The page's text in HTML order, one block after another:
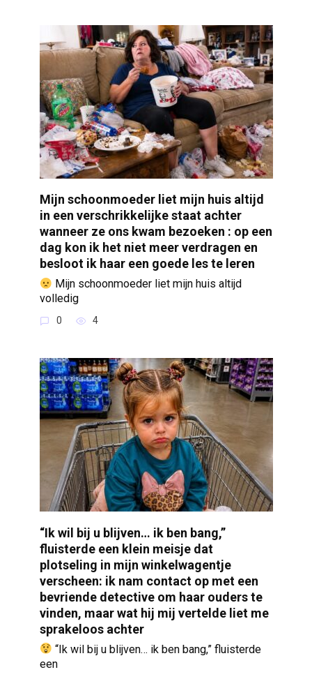
Mijn schoonmoeder liet mijn huis altijd
in een verschrikkelijke staat achter
wanneer ze ons kwam bezoeken : op een
dag kon ik het niet meer verdragen en
besloot ik haar een goede les te leren
Mijn schoonmoeder liet mijn huis altijd
volledig
0 4
“Ik wil bij u blijven… ik ben bang,”
fluisterde een klein meisje dat
plotseling in mijn winkelwagentje
verscheen: ik nam contact op met een
bevriende detective om haar ouders te
vinden, maar wat hij mij vertelde liet me
sprakeloos achter
“Ik wil bij u blijven… ik ben bang,” fluisterde
een